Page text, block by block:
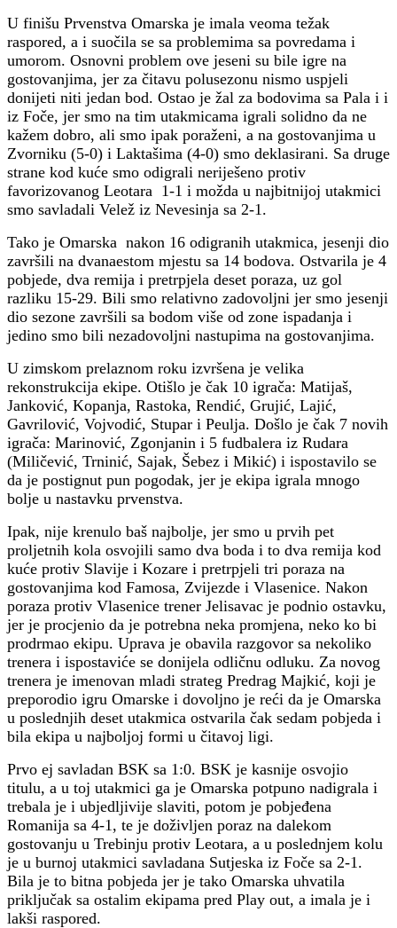
U finišu Prvenstva Omarska je imala veoma težak
raspored, a i suočila se sa problemima sa povredama i
umorom. Osnovni problem ove jeseni su bile igre na
gostovanjima, jer za čitavu polusezonu nismo uspjeli
donijeti niti jedan bod. Ostao je žal za bodovima sa Pala i i
iz Foče, jer smo na tim utakmicama igrali solidno da ne
kažem dobro, ali smo ipak poraženi, a na gostovanjima u
Zvorniku (5-0) i Laktašima (4-0) smo deklasirani. Sa druge
strane kod kuće smo odigrali neriješeno protiv
favorizovanog Leotara 1-1 i možda u najbitnijoj utakmici
smo savladali Velež iz Nevesinja sa 2-1.
Tako je Omarska nakon 16 odigranih utakmica, jesenji dio
završili na dvanaestom mjestu sa 14 bodova. Ostvarila je 4
pobjede, dva remija i pretrpjela deset poraza, uz gol
razliku 15-29. Bili smo relativno zadovoljni jer smo jesenji
dio sezone završili sa bodom više od zone ispadanja i
jedino smo bili nezadovoljni nastupima na gostovanjima.
U zimskom prelaznom roku izvršena je velika
rekonstrukcija ekipe. Otišlo je čak 10 igrača: Matijaš,
Janković, Kopanja, Rastoka, Rendić, Grujić, Lajić,
Gavrilović, Vojvodić, Stupar i Peulja. Došlo je čak 7 novih
igrača: Marinović, Zgonjanin i 5 fudbalera iz Rudara
(Miličević, Trninić, Sajak, Šebez i Mikić) i ispostavilo se
da je postignut pun pogodak, jer je ekipa igrala mnogo
bolje u nastavku prvenstva.
Ipak, nije krenulo baš najbolje, jer smo u prvih pet
proljetnih kola osvojili samo dva boda i to dva remija kod
kuće protiv Slavije i Kozare i pretrpjeli tri poraza na
gostovanjima kod Famosa, Zvijezde i Vlasenice. Nakon
poraza protiv Vlasenice trener Jelisavac je podnio ostavku,
jer je procjenio da je potrebna neka promjena, neko ko bi
prodrmao ekipu. Uprava je obavila razgovor sa nekoliko
trenera i ispostaviće se donijela odličnu odluku. Za novog
trenera je imenovan mladi strateg Predrag Majkić, koji je
preporodio igru Omarske i dovoljno je reći da je Omarska
u poslednjih deset utakmica ostvarila čak sedam pobjeda i
bila ekipa u najboljoj formi u čitavoj ligi.
Prvo ej savladan BSK sa 1:0. BSK je kasnije osvojio
titulu, a u toj utakmici ga je Omarska potpuno nadigrala i
trebala je i ubjedljivije slaviti, potom je pobjeđena
Romanija sa 4-1, te je doživljen poraz na dalekom
gostovanju u Trebinju protiv Leotara, a u poslednjem kolu
je u burnoj utakmici savladana Sutjeska iz Foče sa 2-1.
Bila je to bitna pobjeda jer je tako Omarska uhvatila
priključak sa ostalim ekipama pred Play out, a imala je i
lakši raspored.